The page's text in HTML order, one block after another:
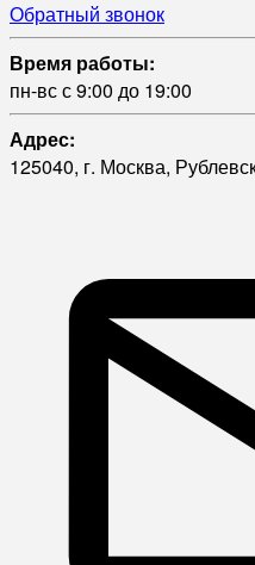
Обратный звонок
Время работы:
пн-вс с 9:00 до 19:00
Адрес:
125040, г. Москва,